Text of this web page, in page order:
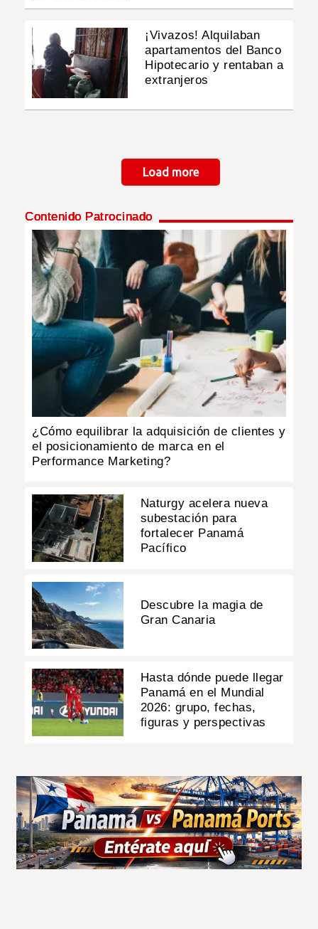
¡Vivazos! Alquilaban
apartamentos del Banco
Hipotecario y rentaban a
extranjeros
Load more
Contenido Patrocinado
¿Cómo equilibrar la adquisición de clientes y
el posicionamiento de marca en el
Performance Marketing?
Naturgy acelera nueva
subestación para
fortalecer Panamá
Pacífico
Descubre la magia de
Gran Canaria
Hasta dónde puede llegar
Panamá en el Mundial
2026: grupo, fechas,
figuras y perspectivas